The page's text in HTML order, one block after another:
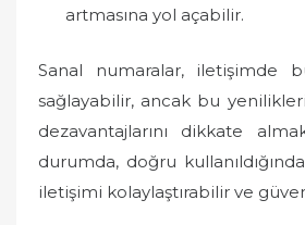
artmasına yol açabilir.
Sanal numaralar, iletişimde
sağlayabilir, ancak bu
dezavantajlarını dikkate
durumda, doğru
iletişimi kolaylaştırabilir ve